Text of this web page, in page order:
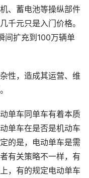
、蓄电池等操纵部件
千元只是入门价格。
间扩充到100万辆单
性，造成其运营、维
单车同单车有着本质
单车在是否是机动车
的是，电动单车是需
有关策略不一样，有
，有的规定电动单车